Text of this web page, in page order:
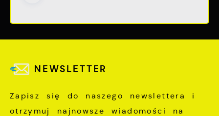
NEWSLETTER
Zapisz się do naszego newslettera i
otrzymuj najnowsze wiadomości na